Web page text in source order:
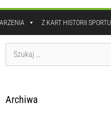
Z KART HISTORII SPORTU
Archiwa